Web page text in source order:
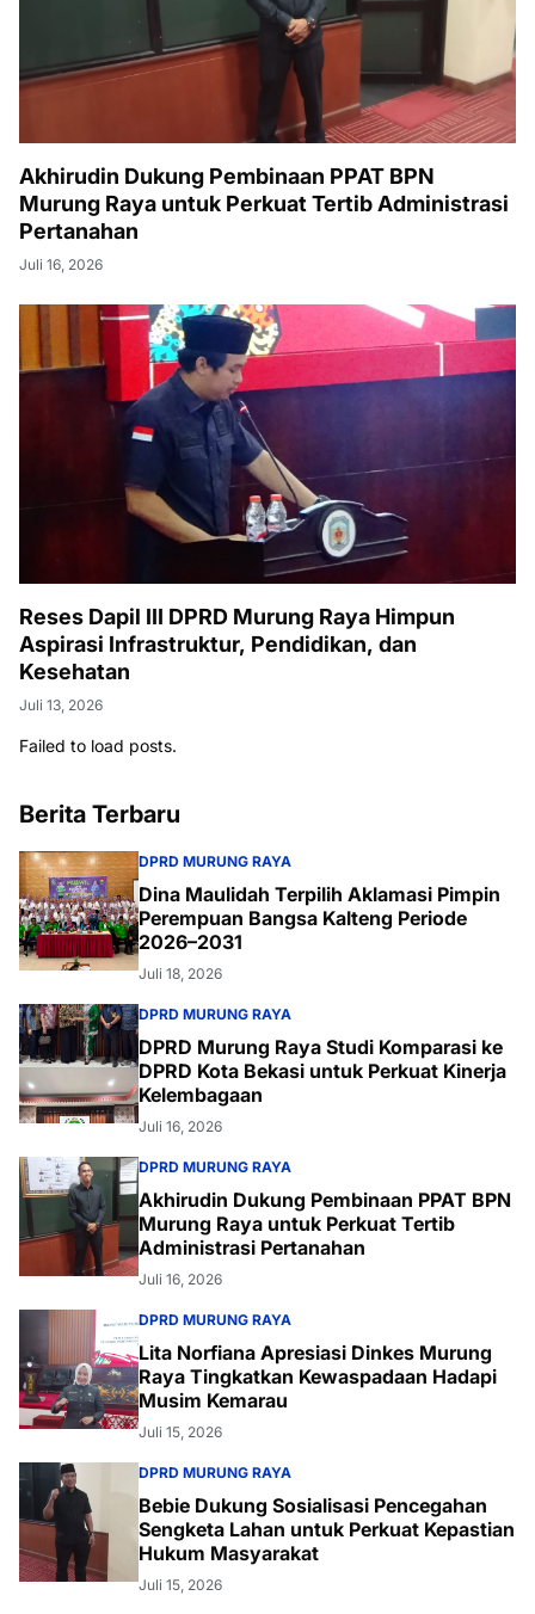
Akhirudin Dukung Pembinaan PPAT BPN
Murung Raya untuk Perkuat Tertib Administrasi
Pertanahan
Juli 16, 2026
Reses Dapil III DPRD Murung Raya Himpun
Aspirasi Infrastruktur, Pendidikan, dan
Kesehatan
Juli 13, 2026
Failed to load posts.
Berita Terbaru
DPRD MURUNG RAYA
Dina Maulidah Terpilih Aklamasi Pimpin
Perempuan Bangsa Kalteng Periode
2026–2031
Juli 18, 2026
DPRD MURUNG RAYA
DPRD Murung Raya Studi Komparasi ke
DPRD Kota Bekasi untuk Perkuat Kinerja
Kelembagaan
Juli 16, 2026
DPRD MURUNG RAYA
Akhirudin Dukung Pembinaan PPAT BPN
Murung Raya untuk Perkuat Tertib
Administrasi Pertanahan
Juli 16, 2026
DPRD MURUNG RAYA
Lita Norfiana Apresiasi Dinkes Murung
Raya Tingkatkan Kewaspadaan Hadapi
Musim Kemarau
Juli 15, 2026
DPRD MURUNG RAYA
Bebie Dukung Sosialisasi Pencegahan
Sengketa Lahan untuk Perkuat Kepastian
Hukum Masyarakat
Juli 15, 2026